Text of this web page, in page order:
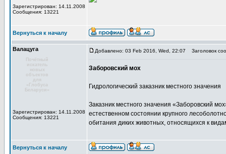
Зарегистрирован: 14.11.2008
Сообщения: 13221
Вернуться к началу
Валацуга
Почётный
искатель
новых
объектов
для
«Глобуса
Беларуси»
Зарегистрирован: 14.11.2008
Сообщения: 13221
Добавлено: 03 Feb 2016, Wed, 22:07 Заголовок
Заборовский мох
Гидрологический заказник местного значения
Заказник местного значения «Заборовский
естественном состоянии крупного
обитания диких животных, относящихся к
Вернуться к началу